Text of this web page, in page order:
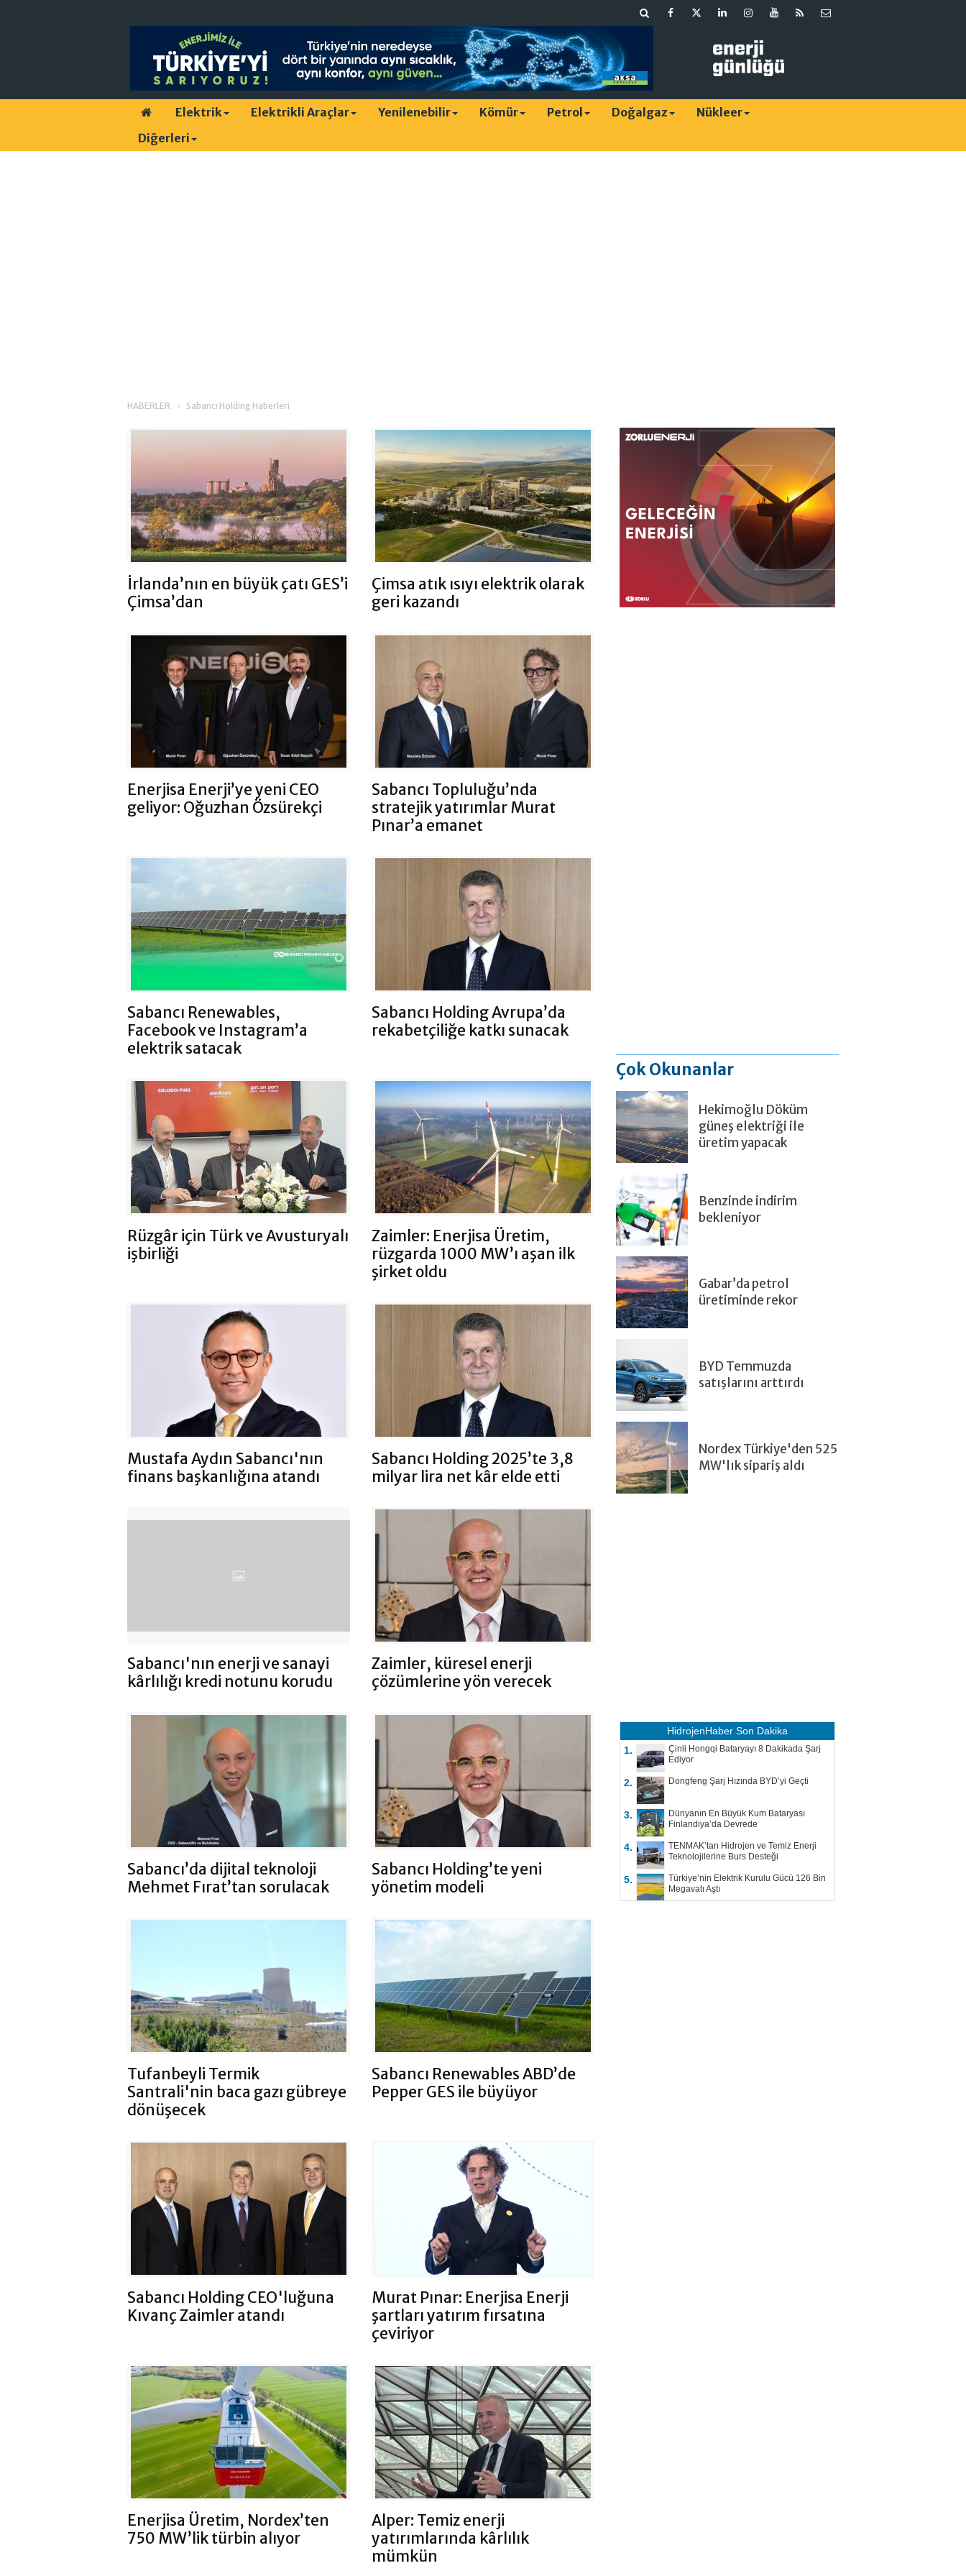
Elektrik Elektrikli Araçlar Yenilenebilir Kömür Petrol Doğalgaz
Nükleer
Diğerleri
HABERLER Sabancı Holding Haberleri
İrlanda’nın en büyük çatı GES’i
Çimsa’dan
Çimsa atık ısıyı elektrik olarak
geri kazandı
Enerjisa Enerji’ye yeni CEO
geliyor: Oğuzhan Özsürekçi
Sabancı Topluluğu’nda
stratejik yatırımlar Murat
Pınar’a emanet
Sabancı Renewables,
Facebook ve Instagram’a
elektrik satacak
Sabancı Holding Avrupa’da
rekabetçiliğe katkı sunacak
Rüzgâr için Türk ve Avusturyalı
işbirliği
Zaimler: Enerjisa Üretim,
rüzgarda 1000 MW’ı aşan ilk
şirket oldu
Mustafa Aydın Sabancı'nın
finans başkanlığına atandı
Sabancı Holding 2025’te 3,8
milyar lira net kâr elde etti
Sabancı'nın enerji ve sanayi
kârlılığı kredi notunu korudu
Zaimler, küresel enerji
çözümlerine yön verecek
Sabancı’da dijital teknoloji
Mehmet Fırat’tan sorulacak
Sabancı Holding’te yeni
yönetim modeli
Tufanbeyli Termik
Santrali'nin baca gazı gübreye
dönüşecek
Sabancı Renewables ABD’de
Pepper GES ile büyüyor
Sabancı Holding CEO'luğuna
Kıvanç Zaimler atandı
Murat Pınar: Enerjisa Enerji
şartları yatırım fırsatına
çeviriyor
Enerjisa Üretim, Nordex’ten
750 MW’lik türbin alıyor
Alper: Temiz enerji
yatırımlarında kârlılık
mümkün
Çok Okunanlar
Hekimoğlu Döküm
güneş elektriği ile
üretim yapacak
Benzinde indirim
bekleniyor
Gabar’da petrol
üretiminde rekor
BYD Temmuzda
satışlarını arttırdı
Nordex Türkiye'den 525
MW'lık sipariş aldı
HidrojenHaber Son Dakika
1.
Çinli Hongqi Bataryayı 8 Dakikada Şarj
Ediyor
2. Dongfeng Şarj Hızında BYD’yi Geçti
3.
Dünyanın En Büyük Kum Bataryası
Finlandiya’da Devrede
4.
TENMAK’tan Hidrojen ve Temiz Enerji
Teknolojilerine Burs Desteği
5.
Türkiye’nin Elektrik Kurulu Gücü 126 Bin
Megavatı Aştı